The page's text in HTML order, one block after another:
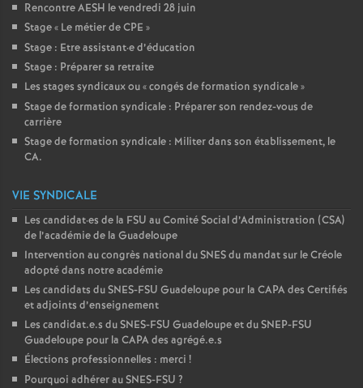
Rencontre AESH le vendredi 28 juin
Stage « Le métier de CPE »
Stage : Etre assistant·e d’éducation
Stage : Préparer sa retraite
Les stages syndicaux ou «congés de formation syndicale»
Stage de formation syndicale : Préparer son rendez-vous de
carrière
Stage de formation syndicale : Militer dans son établissement, le
CA.
VIE SYNDICALE
Les candidat·es de la FSU au Comité Social d’Administration (CSA)
de l’académie de la Guadeloupe
Intervention au congrès national du SNES du mandat sur le Créole
adopté dans notre académie
Les candidats du SNES-FSU Guadeloupe pour la CAPA des Certifiés
et adjoints d’enseignement
Les candidat.e.s du SNES-FSU Guadeloupe et du SNEP-FSU
Guadeloupe pour la CAPA des agrégé.e.s
Élections professionnelles : merci !
Pourquoi adhérer au SNES-FSU ?